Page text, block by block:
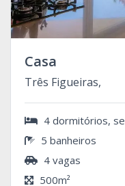
Casa
Três Figueiras,
4 dormitórios,
5 banheiros
4 vagas
500m²